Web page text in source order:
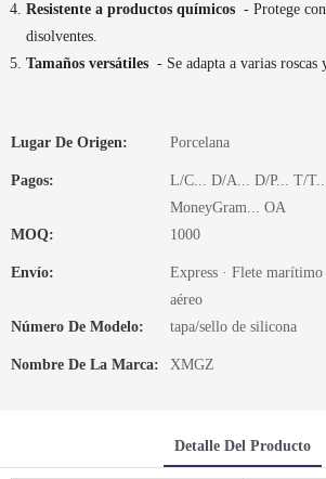
Resistente a productos químicos - Protege
disolventes.
Tamaños versátiles - Se adapta a varias roscas
Lugar De Origen: Porcelana
Pagos:
L/C... D/A... D/P... T/
MoneyGram... OA
MOQ:
1000
Envío:
Express · Flete
aéreo
Número De Modelo:
tapa/sello de silicona
Nombre De La Marca: XMGZ
Detalle Del Producto